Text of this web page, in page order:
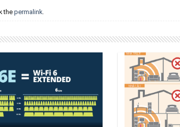
the permalink